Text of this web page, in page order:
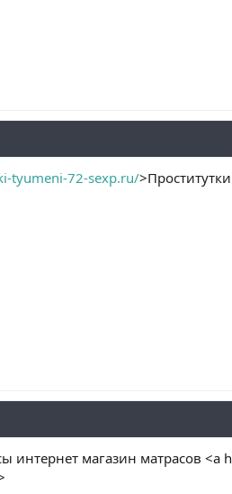
tyumeni-72-sexp.ru/
интернет магазин матрасов <a